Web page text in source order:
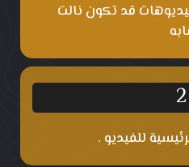
قد تكون نالت
2
للفيديو .